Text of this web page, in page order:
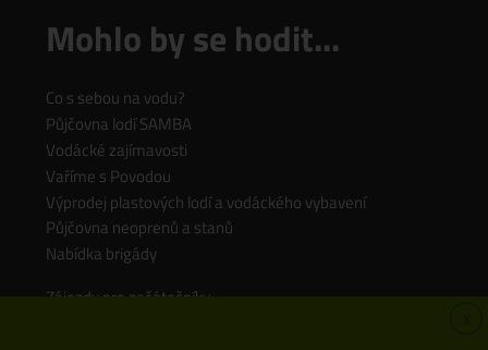
Mohlo by se hodit...
Co s sebou na vodu?
Půjčovna lodí SAMBA
Vodácké zajímavosti
Vaříme s Povodou
Výprodej plastových lodí a vodáckého vybavení
Půjčovna neoprenů a stanů
Nabídka brigády
Zájezdy pro začátečníky